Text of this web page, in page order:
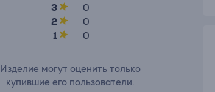
3
0
2
0
1
0
Изделие могут оценить только
купившие его пользователи.